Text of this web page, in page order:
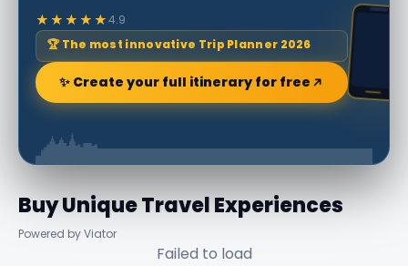
★★★★★4.9
🏆 The most innovative Trip Planner 2026
✨ Create your full itinerary for free
Buy Unique Travel Experiences
Powered by Viator
Failed to load